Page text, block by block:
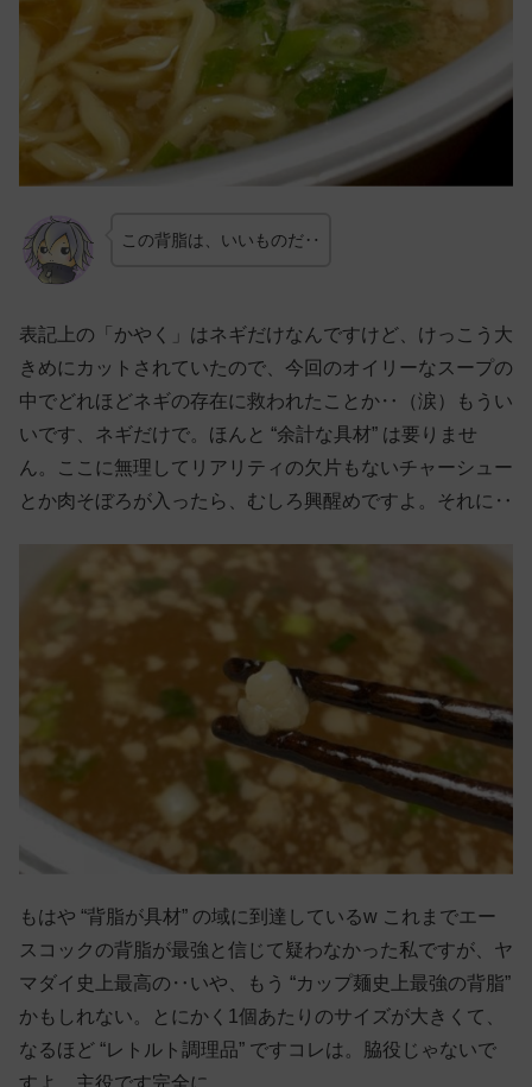
この背脂は、いいものだ‥
表記上の「かやく」はネギだけなんですけど、けっこう大
きめにカットされていたので、今回のオイリーなスープの
中でどれほどネギの存在に救われたことか‥（涙）もうい
いです、ネギだけで。ほんと “余計な具材” は要りませ
ん。ここに無理してリアリティの欠片もないチャーシュー
とか肉そぼろが入ったら、むしろ興醒めですよ。それに‥
もはや “背脂が具材” の域に到達しているw これまでエー
スコックの背脂が最強と信じて疑わなかった私ですが、ヤ
マダイ史上最高の‥いや、もう “カップ麺史上最強の背脂”
かもしれない。とにかく1個あたりのサイズが大きくて、
なるほど “レトルト調理品” ですコレは。脇役じゃないで